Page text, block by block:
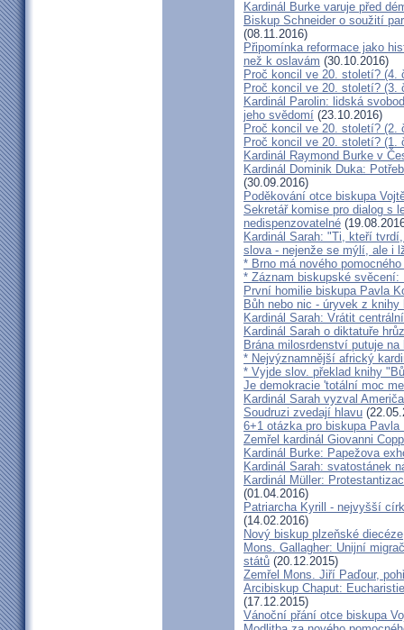
Kardinál Burke varuje před
Biskup Schneider o soužití
(08.11.2016)
Připomínka reformace jako
než k oslavám (30.10.2016)
Proč koncil ve 20. století? (4.
Proč koncil ve 20. století? (3.
Kardinál Parolin: lidská
jeho svědomí (23.10.2016)
Proč koncil ve 20. století? (2.
Proč koncil ve 20. století? (1.
Kardinál Raymond Burke v
Kardinál Dominik Duka:
(30.09.2016)
Poděkování otce biskupa
Sekretář komise pro dialog s
nedispenzovatelné
Kardinál Sarah: "Ti, kteří
slova - nejenže se mýlí, ale i
* Brno má nového
* Záznam biskupské svěcení:
První homilie biskupa Pavla
Bůh nebo nic - úryvek z knihy
Kardinál Sarah: Vrátit
Kardinál Sarah o diktatuře
Brána milosrdenství putuje
* Nejvýznamnější africký
* Vyjde slov. překlad knihy
Je demokracie 'totální moc
Kardinál Sarah vyzval
Soudruzi zvedají hlavu
6+1 otázka pro biskupa Pavla
Zemřel kardinál Giovanni
Kardinál Burke: Papežova
Kardinál Sarah: svatostánek
Kardinál Müller:
(01.04.2016)
Patriarcha Kyrill - nejvyšší
(14.02.2016)
Nový biskup plzeňské diecéze
Mons. Gallagher: Unijní
států (20.12.2015)
Zemřel Mons. Jiří Paďour,
Arcibiskup Chaput:
(17.12.2015)
Vánoční přání otce biskupa